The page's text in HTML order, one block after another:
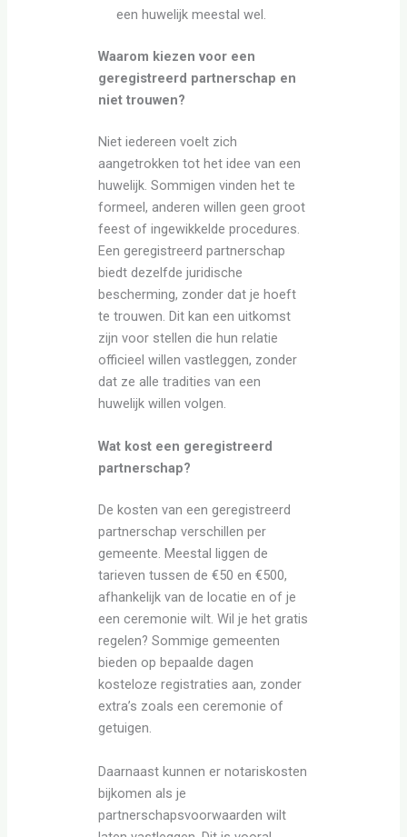
een huwelijk meestal wel.
Waarom kiezen voor een
geregistreerd partnerschap en
niet trouwen?
Niet iedereen voelt zich
aangetrokken tot het idee van een
huwelijk. Sommigen vinden het te
formeel, anderen willen geen groot
feest of ingewikkelde procedures.
Een geregistreerd partnerschap
biedt dezelfde juridische
bescherming, zonder dat je hoeft
te trouwen. Dit kan een uitkomst
zijn voor stellen die hun relatie
officieel willen vastleggen, zonder
dat ze alle tradities van een
huwelijk willen volgen.
Wat kost een geregistreerd
partnerschap?
De kosten van een geregistreerd
partnerschap verschillen per
gemeente. Meestal liggen de
tarieven tussen de €50 en €500,
afhankelijk van de locatie en of je
een ceremonie wilt. Wil je het gratis
regelen? Sommige gemeenten
bieden op bepaalde dagen
kosteloze registraties aan, zonder
extra’s zoals een ceremonie of
getuigen.
Daarnaast kunnen er notariskosten
bijkomen als je
partnerschapsvoorwaarden wilt